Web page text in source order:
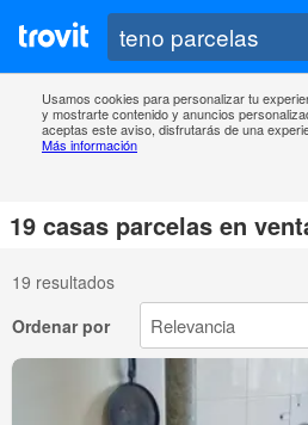
Usamos cookies para personalizar tu
y mostrarte contenido y anuncios
aceptas este aviso, disfrutarás de una
Más información
19 casas parcelas en
19 resultados
Ordenar por